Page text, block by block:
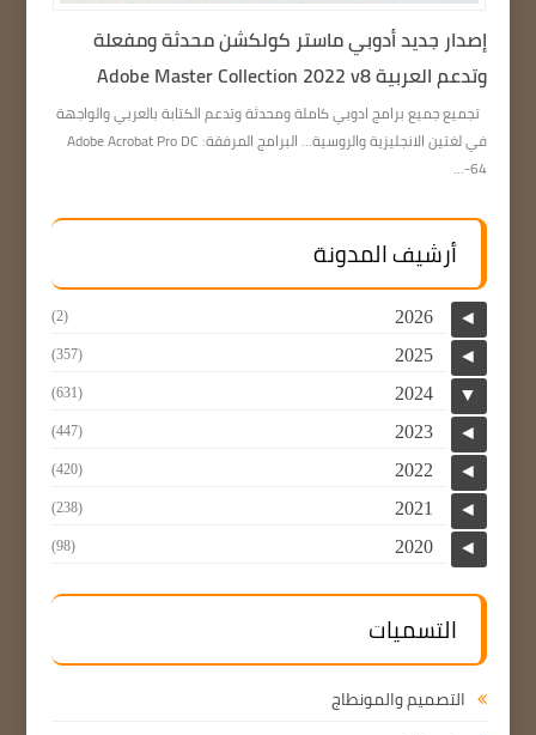
إصدار جديد أدوبي ماستر كولكشن محدثة ومفعلة
وتدعم العربية Adobe Master Collection 2022 v8
تجميع جميع برامج ادوبي كاملة ومحدثة وتدعم الكتابة بالعربي والواجهة
في لغتين الانجليزية والروسية… البرامج المرفقة: Adobe Acrobat Pro DC
64-...
أرشيف المدونة
◄
2026
(2)
◄
2025
(357)
▼
2024
(631)
◄
2023
(447)
◄
2022
(420)
◄
2021
(238)
◄
2020
(98)
التسميات
التصميم والمونطاج